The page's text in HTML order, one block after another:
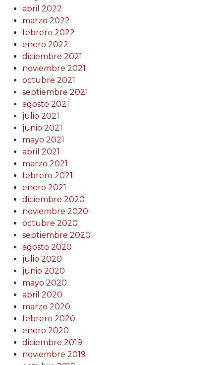
abril 2022
marzo 2022
febrero 2022
enero 2022
diciembre 2021
noviembre 2021
octubre 2021
septiembre 2021
agosto 2021
julio 2021
junio 2021
mayo 2021
abril 2021
marzo 2021
febrero 2021
enero 2021
diciembre 2020
noviembre 2020
octubre 2020
septiembre 2020
agosto 2020
julio 2020
junio 2020
mayo 2020
abril 2020
marzo 2020
febrero 2020
enero 2020
diciembre 2019
noviembre 2019